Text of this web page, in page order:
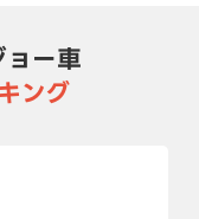
ョー車
ング